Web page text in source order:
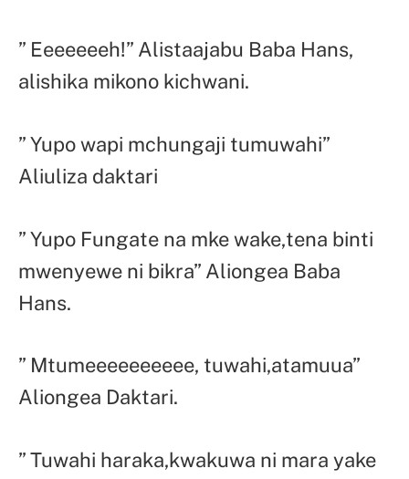
” Eeeeeeeh!” Alistaajabu Baba Hans,
alishika mikono kichwani.
” Yupo wapi mchungaji tumuwahi”
Aliuliza daktari
” Yupo Fungate na mke wake,tena binti
mwenyewe ni bikra” Aliongea Baba
Hans.
” Mtumeeeeeeeeee, tuwahi,atamuua”
Aliongea Daktari.
” Tuwahi haraka,kwakuwa ni mara yake